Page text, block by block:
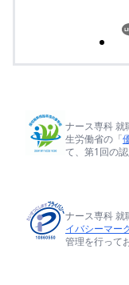
ナース専科 就
生労働省の「
て、第1回の
ナース専科 就
イバシーマー
管理を行って